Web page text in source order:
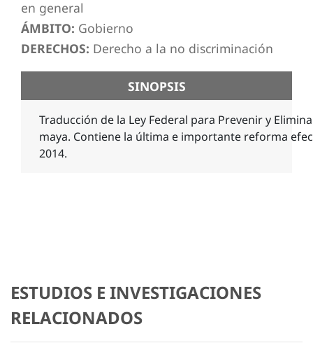
en general
ÁMBITO: Gobierno
DERECHOS: Derecho a la no discriminación
SINOPSIS
Traducción de la Ley Federal para Prevenir y
maya. Contiene la última e importante reforma
2014.
ESTUDIOS E INVESTIGACIONES
RELACIONADOS